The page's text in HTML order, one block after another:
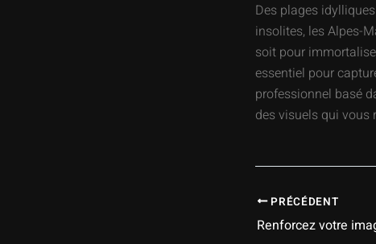
Des plages
insolites, les Alpes-
soit pour
essentiel pour
professionnel basé
des visuels qui vous
PRÉCÉDENT